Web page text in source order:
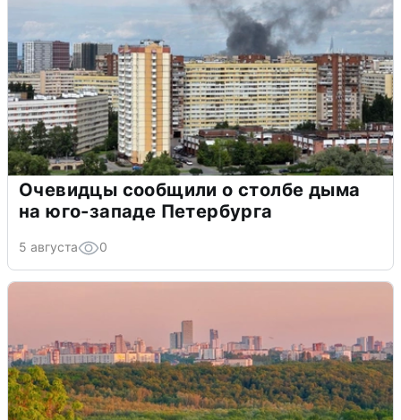
Очевидцы сообщили о столбе дыма
на юго-западе Петербурга
5 августа 0